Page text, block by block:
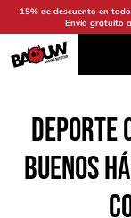
Ir al contenido
15% de descuento en
Envío gratuito
Deporte
buenos